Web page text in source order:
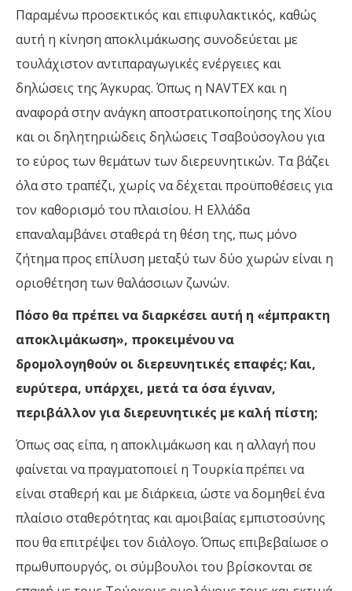
Παραμένω προσεκτικός και επιφυλακτικός, καθώς
αυτή η κίνηση αποκλιμάκωσης συνοδεύεται με
τουλάχιστον αντιπαραγωγικές ενέργειες και
δηλώσεις της Άγκυρας. Όπως η NAVTEX και η
αναφορά στην ανάγκη αποστρατικοποίησης της Χίου
και οι δηλητηριώδεις δηλώσεις Τσαβούσογλου για
το εύρος των θεμάτων των διερευνητικών. Τα βάζει
όλα στο τραπέζι, χωρίς να δέχεται προϋποθέσεις για
τον καθορισμό του πλαισίου. Η Ελλάδα
επαναλαμβάνει σταθερά τη θέση της, πως μόνο
ζήτημα προς επίλυση μεταξύ των δύο χωρών είναι η
οριοθέτηση των θαλάσσιων ζωνών.
Πόσο θα πρέπει να διαρκέσει αυτή η «έμπρακτη
αποκλιμάκωση», προκειμένου να
δρομολογηθούν οι διερευνητικές επαφές; Και,
ευρύτερα, υπάρχει, μετά τα όσα έγιναν,
περιβάλλον για διερευνητικές με καλή πίστη;
Όπως σας είπα, η αποκλιμάκωση και η αλλαγή που
φαίνεται να πραγματοποιεί η Τουρκία πρέπει να
είναι σταθερή και με διάρκεια, ώστε να δομηθεί ένα
πλαίσιο σταθερότητας και αμοιβαίας εμπιστοσύνης
που θα επιτρέψει τον διάλογο. Όπως επιβεβαίωσε ο
πρωθυπουργός, οι σύμβουλοι του βρίσκονται σε